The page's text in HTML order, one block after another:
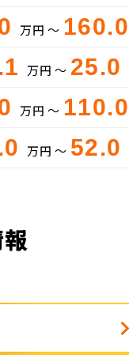
万円 ～ 160.0
万円 ～ 25.0
万円 ～ 110.0
万円 ～ 52.0